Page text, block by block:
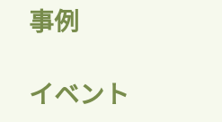
事例
イベント